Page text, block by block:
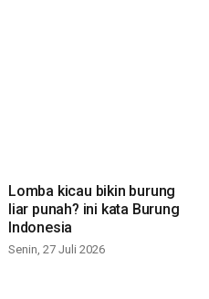
Lomba kicau bikin burung
liar punah? ini kata Burung
Indonesia
Senin, 27 Juli 2026